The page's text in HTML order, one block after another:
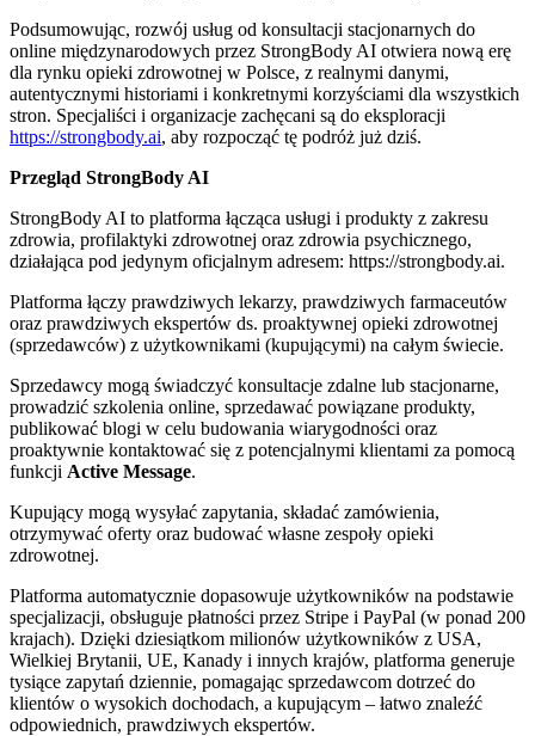
Podsumowując, rozwój usług od konsultacji stacjonarnych do
online międzynarodowych przez StrongBody AI otwiera nową erę
dla rynku opieki zdrowotnej w Polsce, z realnymi danymi,
autentycznymi historiami i konkretnymi korzyściami dla wszystkich
stron. Specjaliści i organizacje zachęcani są do eksploracji
https://strongbody.ai, aby rozpocząć tę podróż już dziś.
Przegląd StrongBody AI
StrongBody AI to platforma łącząca usługi i produkty z zakresu
zdrowia, profilaktyki zdrowotnej oraz zdrowia psychicznego,
działająca pod jedynym oficjalnym adresem: https://strongbody.ai.
Platforma łączy prawdziwych lekarzy, prawdziwych farmaceutów
oraz prawdziwych ekspertów ds. proaktywnej opieki zdrowotnej
(sprzedawców) z użytkownikami (kupującymi) na całym świecie.
Sprzedawcy mogą świadczyć konsultacje zdalne lub stacjonarne,
prowadzić szkolenia online, sprzedawać powiązane produkty,
publikować blogi w celu budowania wiarygodności oraz
proaktywnie kontaktować się z potencjalnymi klientami za pomocą
funkcji Active Message.
Kupujący mogą wysyłać zapytania, składać zamówienia,
otrzymywać oferty oraz budować własne zespoły opieki
zdrowotnej.
Platforma automatycznie dopasowuje użytkowników na podstawie
specjalizacji, obsługuje płatności przez Stripe i PayPal (w ponad 200
krajach). Dzięki dziesiątkom milionów użytkowników z USA,
Wielkiej Brytanii, UE, Kanady i innych krajów, platforma generuje
tysiące zapytań dziennie, pomagając sprzedawcom dotrzeć do
klientów o wysokich dochodach, a kupującym – łatwo znaleźć
odpowiednich, prawdziwych ekspertów.